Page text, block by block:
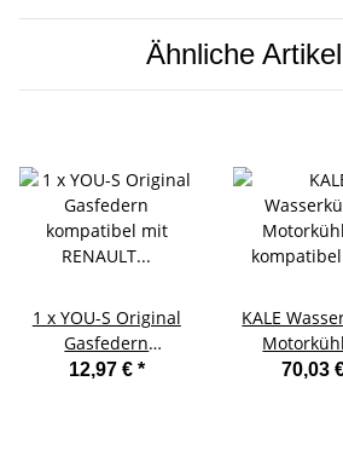
Ähnliche Artikel
1 x YOU-S Original
Gasfedern
kompatibel mit
12,97 € *
KALE
70,03